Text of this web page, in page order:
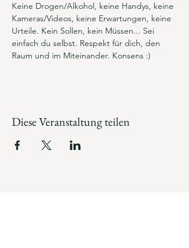
Keine Drogen/Alkohol, keine Handys, keine
Kameras/Videos, keine Erwartungen, keine
Urteile. Kein Sollen, kein Müssen... Sei
einfach du selbst. Respekt für dich, den
Raum und im Miteinander. Konsens :)
Diese Veranstaltung teilen